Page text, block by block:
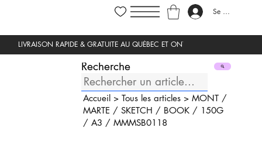
Se connecter
Recherche
Accueil> Tous les articles> MONT /
MARTE / SKETCH / BOOK / 150G
/ A3 / MMMSB0118